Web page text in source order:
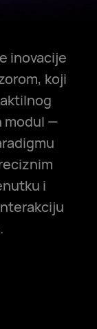
inovacije
koji
modul —
i